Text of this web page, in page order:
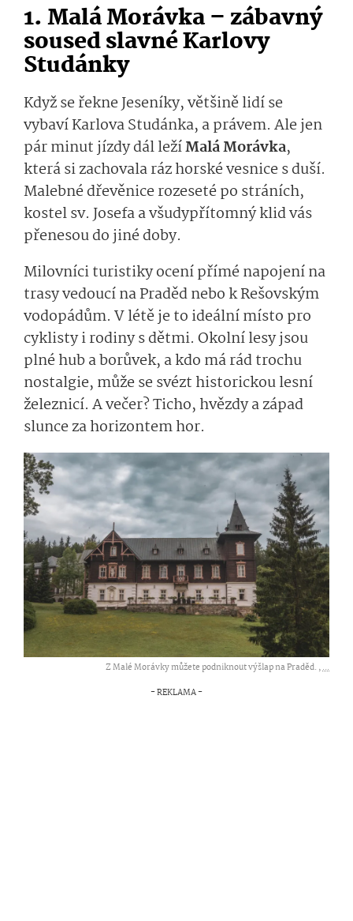
1. Malá Morávka – zábavný
soused slavné Karlovy
Studánky
Když se řekne Jeseníky, většině lidí se
vybaví Karlova Studánka, a právem. Ale jen
pár minut jízdy dál ležíMalá Morávka,
která si zachovala ráz horské vesnice s duší.
Malebné dřevěnice rozeseté po stráních,
kostel sv. Josefa a všudypřítomný klid vás
přenesou do jiné doby.
Milovníci turistiky ocení přímé napojení na
trasy vedoucí na Praděd nebo k Rešovským
vodopádům. V létě je to ideální místo pro
cyklisty i rodiny s dětmi. Okolní lesy jsou
plné hub a borůvek, a kdo má rád trochu
nostalgie, může se svézt historickou lesní
železnicí. A večer? Ticho, hvězdy a západ
slunce za horizontem hor.
Z Malé Morávky můžete podniknout výšlap na Praděd. ,...